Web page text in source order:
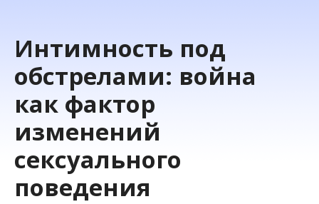
Интимность под
обстрелами: война
как фактор
изменений
сексуального
поведения